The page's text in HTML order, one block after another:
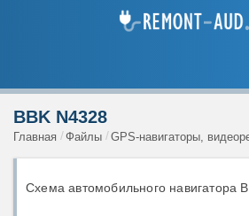
BBK N4328
Главная Файлы GPS-навигаторы,
Схема автомобильного навигатора